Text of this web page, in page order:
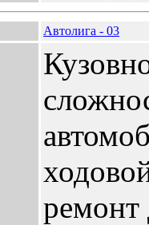
Автолига - 03
ремонт